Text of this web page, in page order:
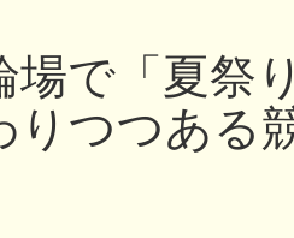
場で「夏祭
りつつある